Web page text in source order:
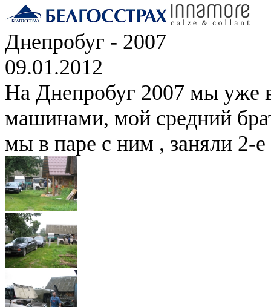
Днепробуг - 2007
09.01.2012
На Днепробуг 2007 мы уже
машинами, мой средний
мы в паре с ним , заняли 2-